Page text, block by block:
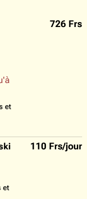
et
726 Frs
et
110 Frs/jour